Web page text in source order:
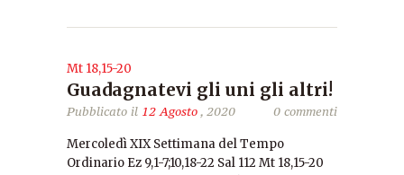
Mt 18,15-20
Guadagnatevi gli uni gli altri!
Pubblicato il 12 Agosto, 2020 0 commenti
Mercoledì XIX Settimana del Tempo
Ordinario Ez 9,1-7;10,18-22 Sal 112 Mt 18,15-20